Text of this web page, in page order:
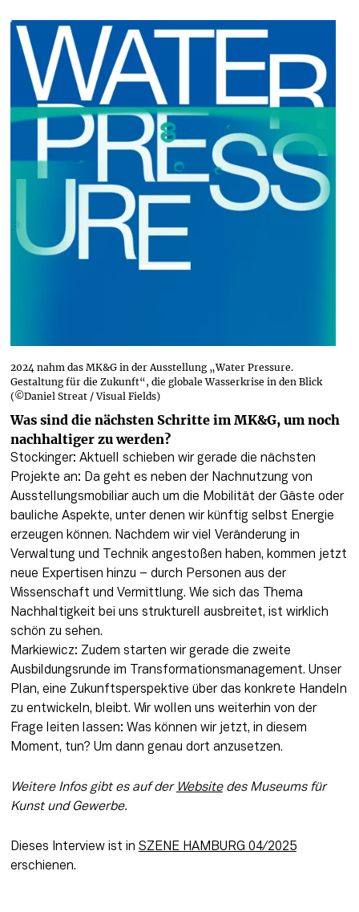
2024 nahm das MK&G in der Ausstellung „Water Pressure.
Gestaltung für die Zukunft“, die globale Wasserkrise in den Blick
(©Daniel Streat / Visual Fields)
Was sind die nächsten Schritte im MK&G, um noch
nachhaltiger zu werden?
Stockinger: Aktuell schieben wir gerade die nächsten
Projekte an: Da geht es neben der Nachnutzung von
Ausstellungsmobiliar auch um die Mobilität der Gäste oder
bauliche Aspekte, unter denen wir künftig selbst Energie
erzeugen können. Nachdem wir viel Veränderung in
Verwaltung und Technik angestoßen haben, kommen jetzt
neue Expertisen hinzu – durch Personen aus der
Wissenschaft und Vermittlung. Wie sich das Thema
Nachhaltigkeit bei uns strukturell ausbreitet, ist wirklich
schön zu sehen.
Markiewicz: Zudem starten wir gerade die zweite
Ausbildungsrunde im Transformationsmanagement. Unser
Plan, eine Zukunftsperspektive über das konkrete Handeln
zu entwickeln, bleibt. Wir wollen uns weiterhin von der
Frage leiten lassen: Was können wir jetzt, in diesem
Moment, tun? Um dann genau dort anzusetzen.
Weitere Infos gibt es auf der Website des Museums für
Kunst und Gewerbe.
Dieses Interview ist in SZENE HAMBURG 04/2025
erschienen.